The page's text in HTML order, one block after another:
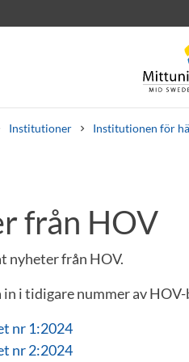
Institutioner Institutionen för
Personal Lediga jobb
från HOV
nyheter från HOV.
i tidigare nummer av
nr 1:2024
nr 2:2024